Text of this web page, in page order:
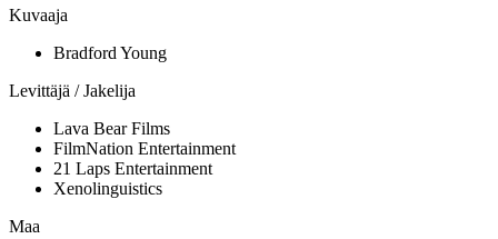
Kuvaaja
Bradford Young
Levittäjä / Jakelija
Lava Bear Films
FilmNation Entertainment
21 Laps Entertainment
Xenolinguistics
Maa